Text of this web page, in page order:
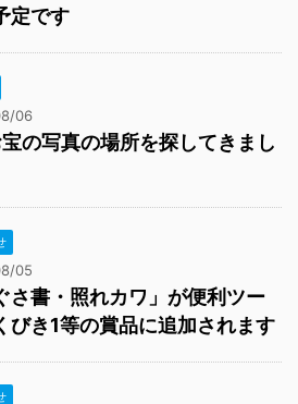
定です
06
の写真の場所を探してきまし
05
さ書・照れカワ」が便利ツー
びき1等の賞品に追加されます